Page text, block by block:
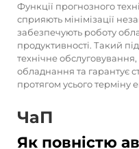
Функції прогнозного
сприяють мінімізації
забезпечують роботу
продуктивності. Такий
технічне
обладнання та гарантує
протягом усього терміну
ЧаП
Як повністю